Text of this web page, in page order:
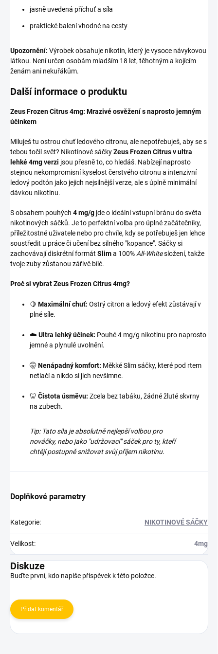
jasně uvedená příchuť a síla
praktické balení vhodné na cesty
Upozornění: Výrobek obsahuje nikotin, který je vysoce návykovou
látkou. Není určen osobám mladším 18 let, těhotným a kojícím
ženám ani nekuřákům.
Další informace o produktu
Zeus Frozen Citrus 4mg: Mrazivé osvěžení s naprosto jemným
účinkem
Miluješ tu ostrou chuť ledového citronu, ale nepotřebuješ, aby se s
tebou točil svět? Nikotinové sáčkyZeus Frozen Citrus v ultra
lehké 4mg verzi jsou přesně to, co hledáš. Nabízejí naprosto
stejnou nekompromisní kyselost čerstvého citronu a intenzivní
ledový podtón jako jejich nejsilnější verze, ale s úplně minimální
dávkou nikotinu.
S obsahem pouhých 4 mg/g jde o ideální vstupní bránu do světa
nikotinových sáčků. Je to perfektní volba pro úplné začátečníky,
příležitostné uživatele nebo pro chvíle, kdy se potřebuješ jen lehce
soustředit u práce či učení bez silného "kopance". Sáčky si
zachovávají diskrétní formát Slima 100%All-Whitesložení, takže
tvoje zuby zůstanou zářivě bílé.
Proč si vybrat Zeus Frozen Citrus 4mg?
🍋 Maximální chuť: Ostrý citron a ledový efekt zůstávají v
plné síle.
☁️ Ultra lehký účinek: Pouhé 4 mg/g nikotinu pro naprosto
jemné a plynulé uvolnění.
🤫Nenápadný komfort: Měkké Slim sáčky, které pod rtem
netlačí a nikdo si jich nevšimne.
🦷 Čistota úsměvu: Zcela bez tabáku, žádné žluté skvrny
na zubech.
Tip: Tato síla je absolutně nejlepší volbou pro
nováčky, nebo jako "udržovací" sáček pro ty, kteří
chtějí postupně snižovat svůj příjem nikotinu.
Doplňkové parametry
Kategorie: NIKOTINOVÉ SÁČKY
Velikost: 4mg
Diskuze
Buďte první, kdo napíše příspěvek k této položce.
Přidat komentář